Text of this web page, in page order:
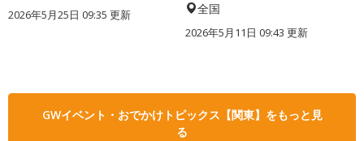
2026年5月25日 09:35 更新 全国
2026年5月11日 09:43 更新
GWイベント・おでかけトピックス【関東】をもっと見
る